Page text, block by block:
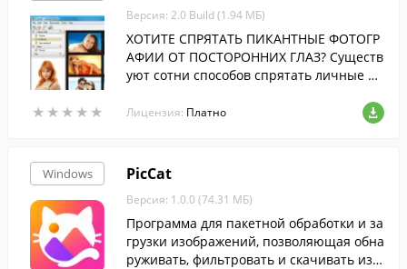
★ ★ ★ ★ ★
★ ★ ★ ★ ★
Версия: 2.0 Build (1.94 МБ)
ХОТИТЕ СПРЯТАТЬ ПИКАНТНЫЕ ФОТОГР
АФИИ ОТ ПОСТОРОННИХ ГЛАЗ? Существ
уют сотни способов спрятать личные фо
из них обеспечивает настоящую конфид
енциальность. Защищенный цифровой
чь
Лицензия: Платно
Windows PicCat
Версия: 1.0.0 (74.31 МБ)
Программа для пакетной обработки и за
грузки изображений, позволяющая обна
руживать, фильтровать и скачивать изо